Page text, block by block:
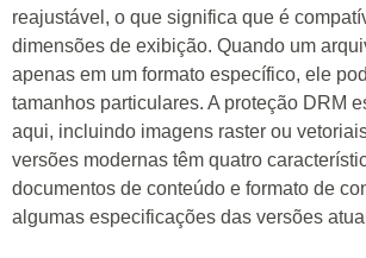
reajustável, o que significa que é
dimensões de exibição. Quando um
apenas em um formato específico, ele
tamanhos particulares. A proteção DRM
aqui, incluindo imagens raster ou
versões modernas têm quatro
documentos de conteúdo e formato de
algumas especificações das versões